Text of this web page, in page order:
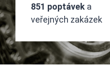
851 poptávek a
veřejných zakázek